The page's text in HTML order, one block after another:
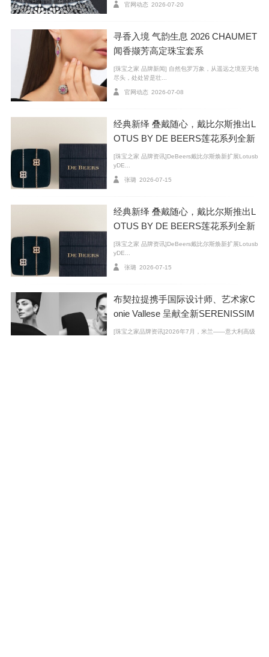
蒂芙尼让·史隆伯杰高级珠宝系列（Jean Schlumberger by Tiffany）
蒂芙尼全球品牌代言人章子怡，蒂芙尼中国品牌代言
人张若昀，蒂芙尼品牌大使钟楚曦，歌手宋雨琦和华语
乐坛金曲创作天后蔡健雅等闪耀出席，共赴一场穿越海
官网动态 2026-07-20
寻香入境 气韵生息 2026 CHAUMET
闻香撷芳高定珠宝套系
[珠宝之家 品牌新闻] 自然包罗万象，从遥远之境至天地
尽头，处处皆是壮...
官网动态 2026-07-08
经典新绎 叠戴随心，戴比尔斯推出L
OTUS BY DE BEERS莲花系列全新
臻作
[珠宝之家 品牌资讯]DeBeers戴比尔斯焕新扩展Lotusb
yDE...
张璐 2026-07-15
经典新绎 叠戴随心，戴比尔斯推出L
OTUS BY DE BEERS莲花系列全新
臻作
[珠宝之家 品牌资讯]DeBeers戴比尔斯焕新扩展Lotusb
yDE...
张璐 2026-07-15
布契拉提携手国际设计师、艺术家C
onie Vallese 呈献全新SERENISSIM
A高级珠宝系列广告大片
[珠宝之家品牌资讯]2026年7月，米兰——意大利高级